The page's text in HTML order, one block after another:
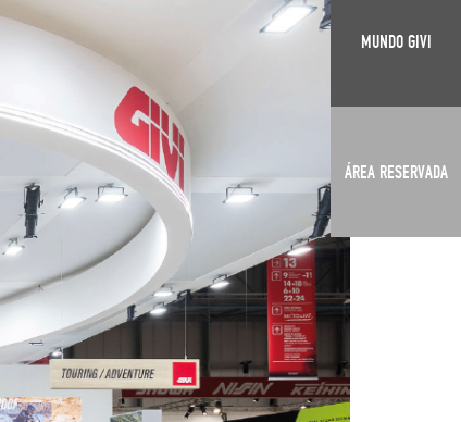
MUNDO GIVI
ÁREA RESERVADA